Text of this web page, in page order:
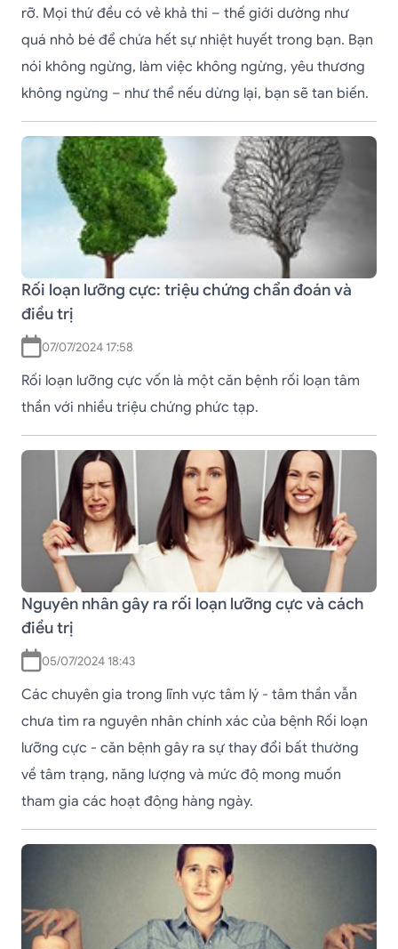
rỡ. Mọi thứ đều có vẻ khả thi – thế giới dường như
quá nhỏ bé để chứa hết sự nhiệt huyết trong bạn. Bạn
nói không ngừng, làm việc không ngừng, yêu thương
không ngừng – như thể nếu dừng lại, bạn sẽ tan biến.
Rối loạn lưỡng cực: triệu chứng chẩn đoán và
điều trị
07/07/2024 17:58
Rối loạn lưỡng cực vốn là một căn bệnh rối loạn tâm
thần với nhiều triệu chứng phức tạp.
Nguyên nhân gây ra rối loạn lưỡng cực và cách
điều trị
05/07/2024 18:43
Các chuyên gia trong lĩnh vực tâm lý - tâm thần vẫn
chưa tìm ra nguyên nhân chính xác của bệnh Rối loạn
lưỡng cực - căn bệnh gây ra sự thay đổi bất thường
về tâm trạng, năng lượng và mức độ mong muốn
tham gia các hoạt động hàng ngày.